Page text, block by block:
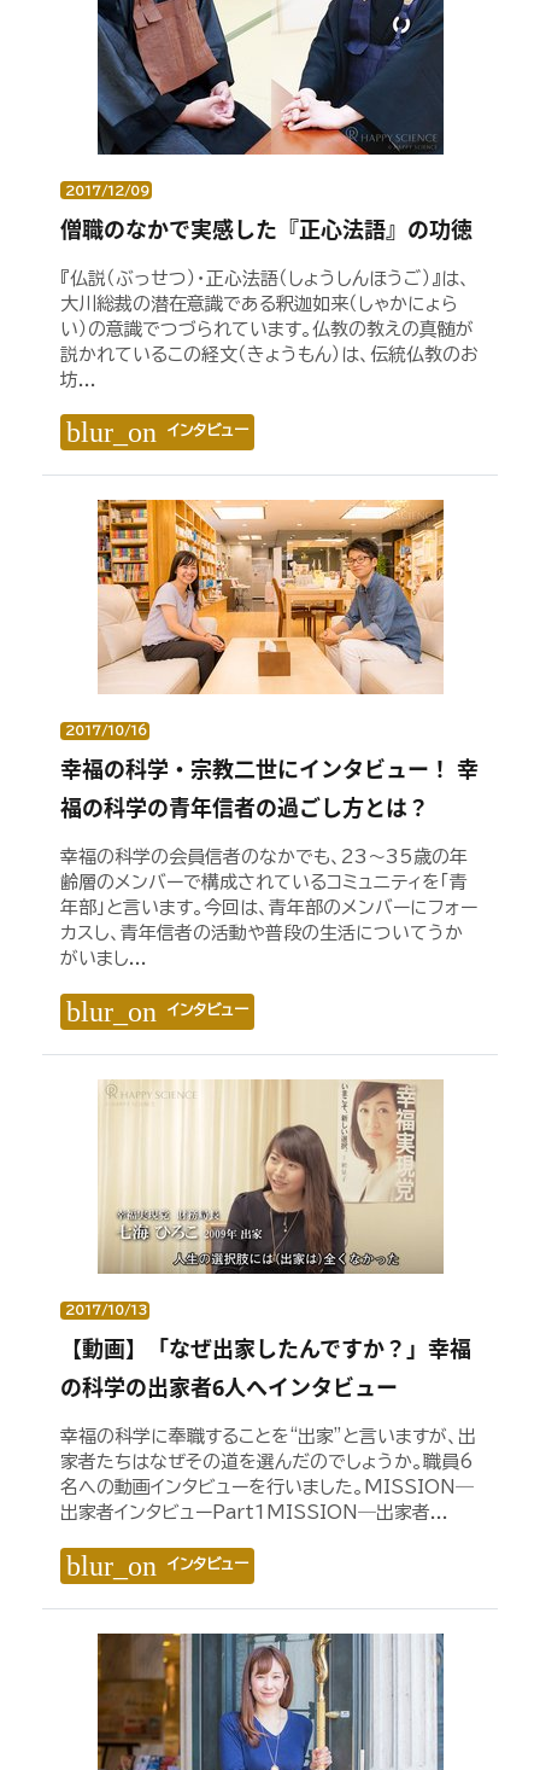
2017/12/09
僧職のなかで実感した『正心法語』の功徳
『仏説（ぶっせつ）・正心法語（しょうしんほうご）』は、
大川総裁の潜在意識である釈迦如来（しゃかにょら
い）の意識でつづられています。仏教の教えの真髄が
説かれているこの経文（きょうもん）は、伝統仏教のお
坊...
blur_on インタビュー
2017/10/16
幸福の科学・宗教二世にインタビュー！ 幸
福の科学の青年信者の過ごし方とは？
幸福の科学の会員信者のなかでも、23～35歳の年
齢層のメンバーで構成されているコミュニティを「青
年部」と言います。今回は、青年部のメンバーにフォー
カスし、青年信者の活動や普段の生活についてうか
がいまし...
blur_on インタビュー
2017/10/13
【動画】「なぜ出家したんですか？」幸福
の科学の出家者6人へインタビュー
幸福の科学に奉職することを“出家”と言いますが、出
家者たちはなぜその道を選んだのでしょうか。職員6
名への動画インタビューを行いました。MISSION―
出家者インタビューPart1MISSION―出家者...
blur_on インタビュー